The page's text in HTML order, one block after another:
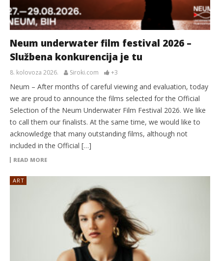
Neum underwater film festival 2026 –
Službena konkurencija je tu
8. kolovoza 2026. Siroki.com +3
Neum – After months of careful viewing and evaluation, today
we are proud to announce the films selected for the Official
Selection of the Neum Underwater Film Festival 2026. We like
to call them our finalists. At the same time, we would like to
acknowledge that many outstanding films, although not
included in the Official […]
READ MORE
ART